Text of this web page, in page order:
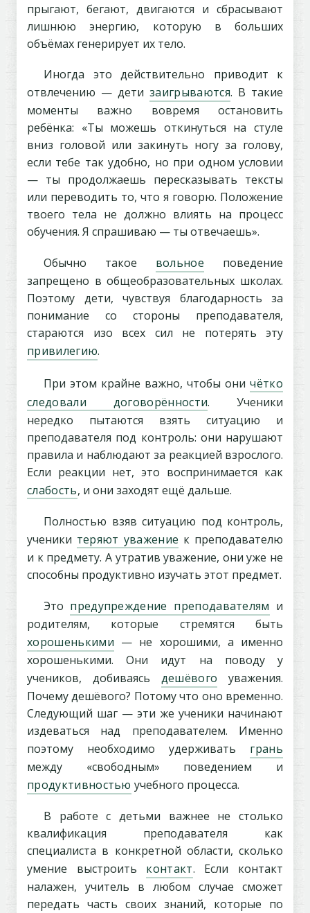
прыгают, бегают, двигаются и сбрасывают
лишнюю энергию, которую в больших
объёмах генерирует их тело.
Иногда это действительно приводит к
отвлечению — детизаигрываются. В такие
моменты важно вовремя остановить
ребёнка: «Ты можешь откинуться на стуле
вниз головой или закинуть ногу за голову,
если тебе так удобно, но при одном условии
— ты продолжаешь пересказывать тексты
или переводить то, что я говорю. Положение
твоего тела не должно влиять на процесс
обучения. Я спрашиваю — ты отвечаешь».
Обычно такое вольное поведение
запрещено в общеобразовательных школах.
Поэтому дети, чувствуя благодарность за
понимание со стороны преподавателя,
стараются изо всех сил не потерять эту
привилегию.
При этом крайне важно, чтобы оничётко
следовали договорённости. Ученики
нередко пытаются взять ситуацию и
преподавателя под контроль: они нарушают
правила и наблюдают за реакцией взрослого.
Если реакции нет, это воспринимается как
слабость, и они заходят ещё дальше.
Полностью взяв ситуацию под контроль,
ученики теряют уважение к преподавателю
и к предмету. А утратив уважение, они уже не
способны продуктивно изучать этот предмет.
Это предупреждение преподавателям и
родителям, которые стремятся быть
хорошенькими — не хорошими, а именно
хорошенькими. Они идут на поводу у
учеников, добиваясь дешёвого уважения.
Почему дешёвого? Потому что оно временно.
Следующий шаг — эти же ученики начинают
издеваться над преподавателем. Именно
поэтому необходимо удерживать грань
между «свободным» поведением и
продуктивностью учебного процесса.
В работе с детьми важнее не столько
квалификация преподавателя как
специалиста в конкретной области, сколько
умение выстроить контакт. Если контакт
налажен, учитель в любом случае сможет
передать часть своих знаний, которые по